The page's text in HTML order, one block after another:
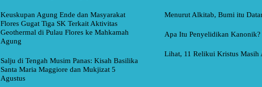
Keuskupan Agung Ende dan Masyarakat
Flores Gugat Tiga SK Terkait Aktivitas
Geothermal di Pulau Flores ke Mahkamah
Agung
Salju di Tengah Musim Panas: Kisah Basilika
Santa Maria Maggiore dan Mukjizat 5
Agustus
Menurut Alkitab, Bumi itu
Apa Itu Penyelidikan Kanonik?
Lihat, 11 Relikui Kristus Masih